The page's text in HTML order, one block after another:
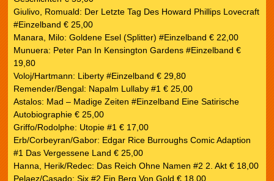
Giulivo, Romuald: Der Letzte Tag Des Howard Phillips Lovecraft
#Einzelband € 25,00
Manara, Milo: Goldene Esel (Splitter) #Einzelband € 22,00
Munuera: Peter Pan In Kensington Gardens #Einzelband €
19,80
Voloj/Hartmann: Liberty #Einzelband € 29,80
Remender/Bengal: Napalm Lullaby #1 € 25,00
Astalos: Mad – Madige Zeiten #Einzelband Eine Satirische
Autobiographie € 25,00
Griffo/Rodolphe: Utopie #1 € 17,00
Erb/Corbeyran/Gabor: Edgar Rice Burroughs Comic Adaption
#1 Das Vergessene Land € 25,00
Hanna, Herik/Redec: Das Reich Ohne Namen #2 2. Akt € 18,00
Pelaez/Casado: Six #2 Ein Berg Von Gold € 18,00